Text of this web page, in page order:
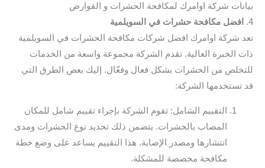
بيانات شركة اوامرك لمكافحة الحشرات و القوارض
4.
افضل مكافحة حشرات في السويلمية
تعد شركة اوامرك افضل شركات مكافحة الحشرات في السويلمية
ذات الخبرة العالية. تقدم الشركة مجموعة واسعة من الخدمات
للتخلص من الحشرات بشكل فعال وفعّال. إليك بعض الطرق التي
قد تستخدمها الشركة:
التقييم الشامل: تقوم الشركة بإجراء تقييم شامل للمكان
المصاب بالحشرات. يتضمن ذلك تحديد نوع الحشرات ومدى
انتشارها ومصدر الإصابة. هذا التقييم يساعد على وضع خطة
مكافحة مخصصة للمشكلة.